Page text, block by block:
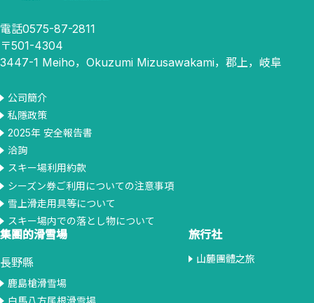
電話0575-87-2811
〒501-4304
3447-1 Meiho，Okuzumi Mizusawakami，郡上，岐阜
公司簡介
私隱政策
2025年 安全報告書
洽詢
スキー場利用約款
シーズン券ご利用についての注意事項
雪上滑走用具等について
スキー場内での落とし物について
集團的滑雪場
長野縣
鹿島槍滑雪場
旅行社
山麓團體之旅